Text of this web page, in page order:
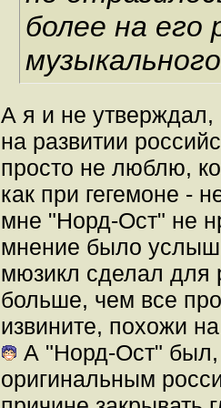
более на его
А я и не утверждал,
на развитии
просто не люблю,
как при гегемоне -
мне "Норд-Ост" не
мнение было
мюзикл сделал для
больше, чем все
извините, похожи
А "Норд-Ост" был,
оригинальным